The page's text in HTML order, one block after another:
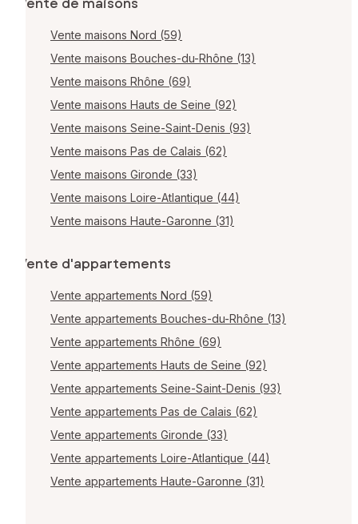
Vente maisons Nord (59)
Vente maisons Bouches-du-Rhône (13)
Vente maisons Rhône (69)
Vente maisons Hauts de Seine (92)
Vente maisons Seine-Saint-Denis (93)
Vente maisons Pas de Calais (62)
Vente maisons Gironde (33)
Vente maisons Loire-Atlantique (44)
Vente maisons Haute-Garonne (31)
Vente d'appartements
Vente appartements Nord (59)
Vente appartements Bouches-du-Rhône (13)
Vente appartements Rhône (69)
Vente appartements Hauts de Seine (92)
Vente appartements Seine-Saint-Denis (93)
Vente appartements Pas de Calais (62)
Vente appartements Gironde (33)
Vente appartements Loire-Atlantique (44)
Vente appartements Haute-Garonne (31)